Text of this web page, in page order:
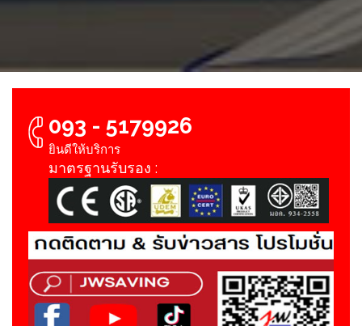
093 - 5179926
ยินดีให้บริการ
มาตรฐานรับรอง :